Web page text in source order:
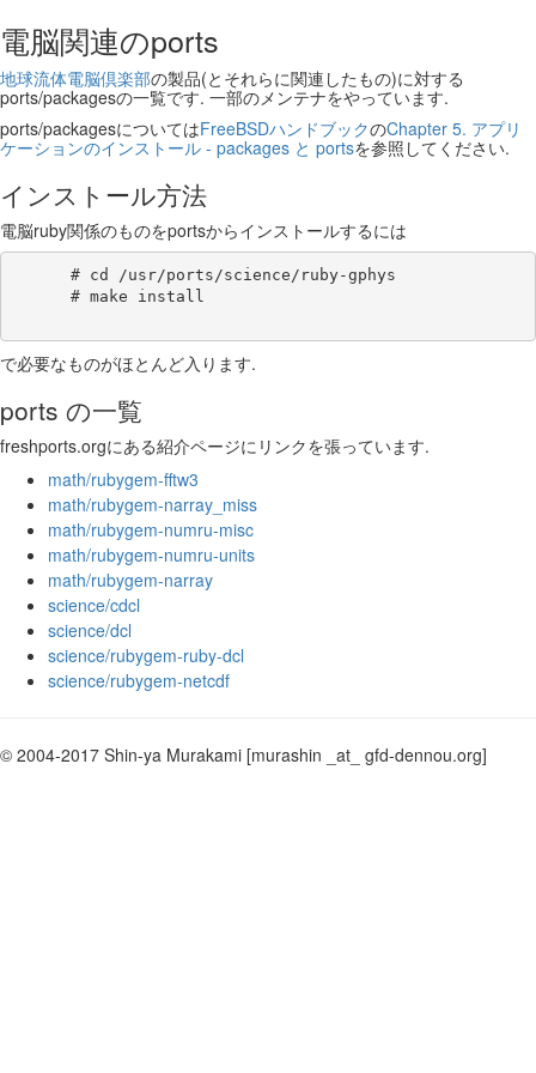
電脳関連のports
地球流体電脳倶楽部の製品(とそれらに関連したもの)に対する
ports/packagesの一覧です. 一部のメンテナをやっています.
ports/packagesについてはFreeBSDハンドブックのChapter 5. アプリ
ケーションのインストール - packages と portsを参照してください.
インストール方法
電脳ruby関係のものをportsからインストールするには
      # cd /usr/ports/science/ruby-gphys
      # make install
で必要なものがほとんど入ります.
ports の一覧
freshports.orgにある紹介ページにリンクを張っています.
math/rubygem-fftw3
math/rubygem-narray_miss
math/rubygem-numru-misc
math/rubygem-numru-units
math/rubygem-narray
science/cdcl
science/dcl
science/rubygem-ruby-dcl
science/rubygem-netcdf
© 2004-2017 Shin-ya Murakami [murashin _at_ gfd-dennou.org]